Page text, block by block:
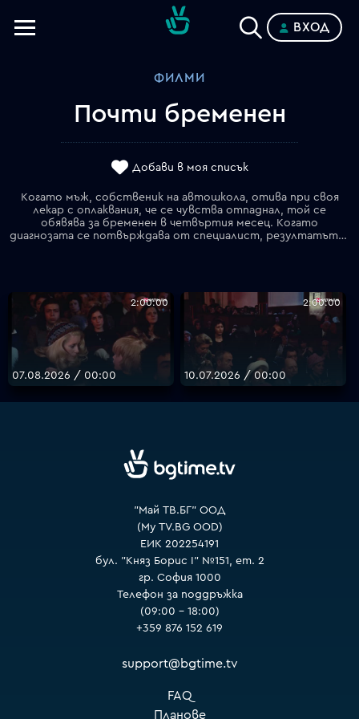
ВХОД
ФИЛМИ
Почти бременен
Добави в моя списък
Когато мъж, собственик на автошкола, отива при своя
лекар с оплаквания, че се чувства отпаднал, той се
обявява за бременен в четвъртия месец. Когато
диагнозата се потвърждава от специалист, резултатът е международен медиен шум.
2:00:00
07.08.2026 / 00:00
2:00:00
10.07.2026 / 00:00
"Май ТВ.БГ" ООД
(My TV.BG OOD)
ЕИК 202254191
бул. "Княз Борис I" №151, ет. 2
гр. София 1000
Телефон за поддръжка
(09:00 – 18:00)
+359 876 152 619
support@bgtime.tv
FAQ
Планове